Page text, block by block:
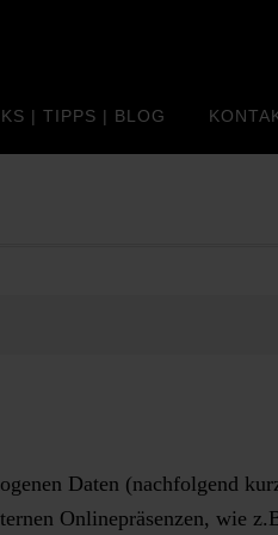
| TIPPS | BLOG
Daten (nachfolgend
Onlinepräsenzen, wie